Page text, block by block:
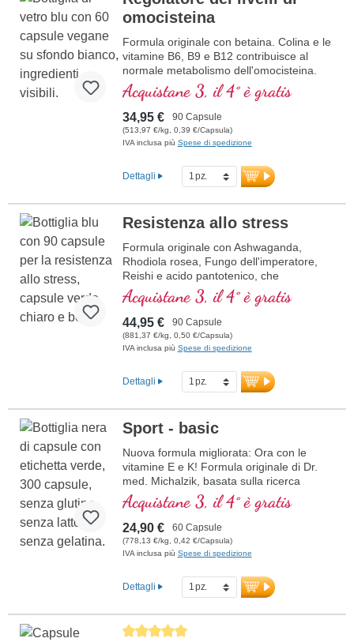
omocisteina
Formula originale con betaina. Colina e le
vitamine B6, B9 e B12 contribuisce al
normale metabolismo dell'omocisteina.
Betaina deve essere incluso con minimo
1,5 g di avere un effetto sui livelli di
omocisteina. Vitamine del gruppo B in
forma bioattiva
Acquistane 3, il 4° è gratis
34,95 € 90 Capsule
(513,97 €/kg, 0,39 €/Capsula)
IVA inclusa più Spese di spedizione
Dettagli
Resistenza allo stress
Formula originale con Ashwaganda,
Rhodiola rosea, Fungo dell'imperatore,
Reishi e acido pantotenico, che
contribuisce alla normale prestazioni
mentali. La vitamina E aiuta a proteggere
le cellule dallo stress ossidativo.
Acquistane 3, il 4° è gratis
44,95 € 90 Capsule
(881,37 €/kg, 0,50 €/Capsula)
IVA inclusa più Spese di spedizione
Dettagli
Sport - basic
Nuova formula migliorata: Ora con le
vitamine E e K! Formula originale di Dr.
med. Michalzik, basata sulla ricerca
scientifica più avanzata. Vitamine B 2, 6,
12 e acido folico in forma bioattiva.
Acquistane 3, il 4° è gratis
24,90 € 60 Capsule
(778,13 €/kg, 0,42 €/Capsula)
IVA inclusa più Spese di spedizione
Dettagli
Average rating of 5 out of 5 stars